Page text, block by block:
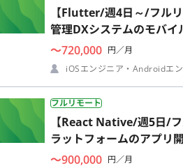
【Flutter/週4日～/フル
管理DXシステムのモバ
〜720,000 円／月
iOSエンジニア・Androidエ
フルリモート
【React Native/週5日/
ラットフォームのアプリ
〜900,000 円／月